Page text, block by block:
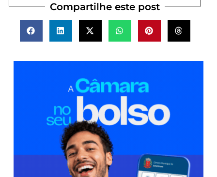
Compartilhe este post